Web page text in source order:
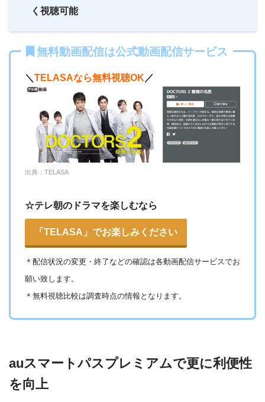
ことが出来ます
信しています
公式サイト「初回30日間無料
し」のボタンをクリック
au ID
をお持ちの方はログイン、お持ちでない
規約に同意して加入 」をクリック、auかん
たん決済の内容を確認し「 同意する
au IDにログインし、
力
く視聴可能
無料動画配信は公式動画配信サービス
＼ TELASAなら無料視聴OK ／
出典：TELASA
☆テレ朝のドラマを楽しむなら
「TELASA」でお楽しみください
＊ 配信状況の変更・終了などの確認は各動画配信サービスでお
願い致します。
＊無料視聴比較は調査時点の情報となります。
auスマートパスプレミアムで更に利便性
を向上